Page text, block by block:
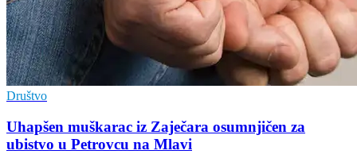
Društvo
Uhapšen muškarac iz Zaječara osumnjičen za
ubistvo u Petrovcu na Mlavi